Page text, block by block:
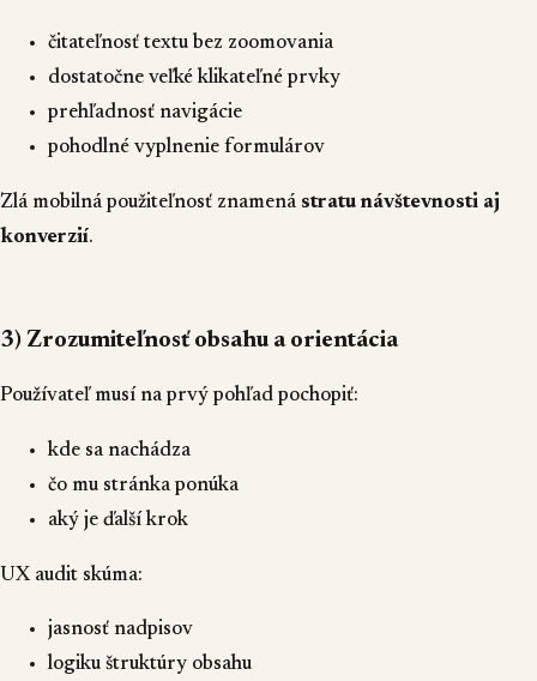
čitateľnosť textu bez zoomovania
dostatočne veľké klikateľné prvky
prehľadnosť navigácie
pohodlné vyplnenie formulárov
Zlá mobilná použiteľnosť znamená stratu návštevnosti aj
konverzií.
3) Zrozumiteľnosť obsahu a orientácia
Používateľ musí na prvý pohľad pochopiť:
kde sa nachádza
čo mu stránka ponúka
aký je ďalší krok
UX audit skúma:
jasnosť nadpisov
logiku štruktúry obsahu